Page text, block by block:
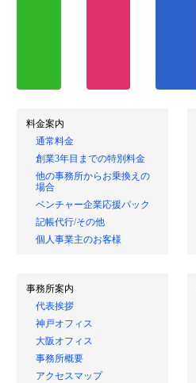
料金案内
通常料金
創業3年目までの特別料金
他の事務所からお乗換えの
場合
ベンチャー企業応援パック
記帳代行/その他
個人事業主のお客様
事務所案内
代表挨拶
神戸オフィス
大阪オフィス
事務所概要
アクセスマップ